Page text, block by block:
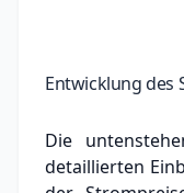
Entwicklung des
Die
detaillierten